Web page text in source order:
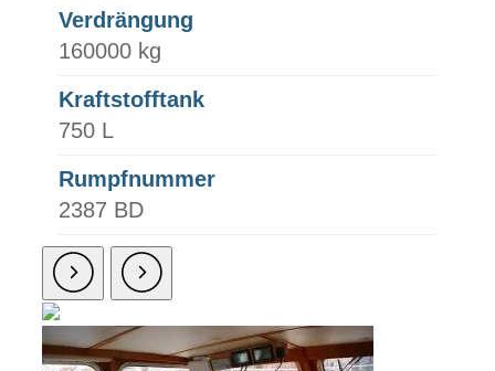
Verdrängung
160000 kg
Kraftstofftank
750 L
Rumpfnummer
2387 BD